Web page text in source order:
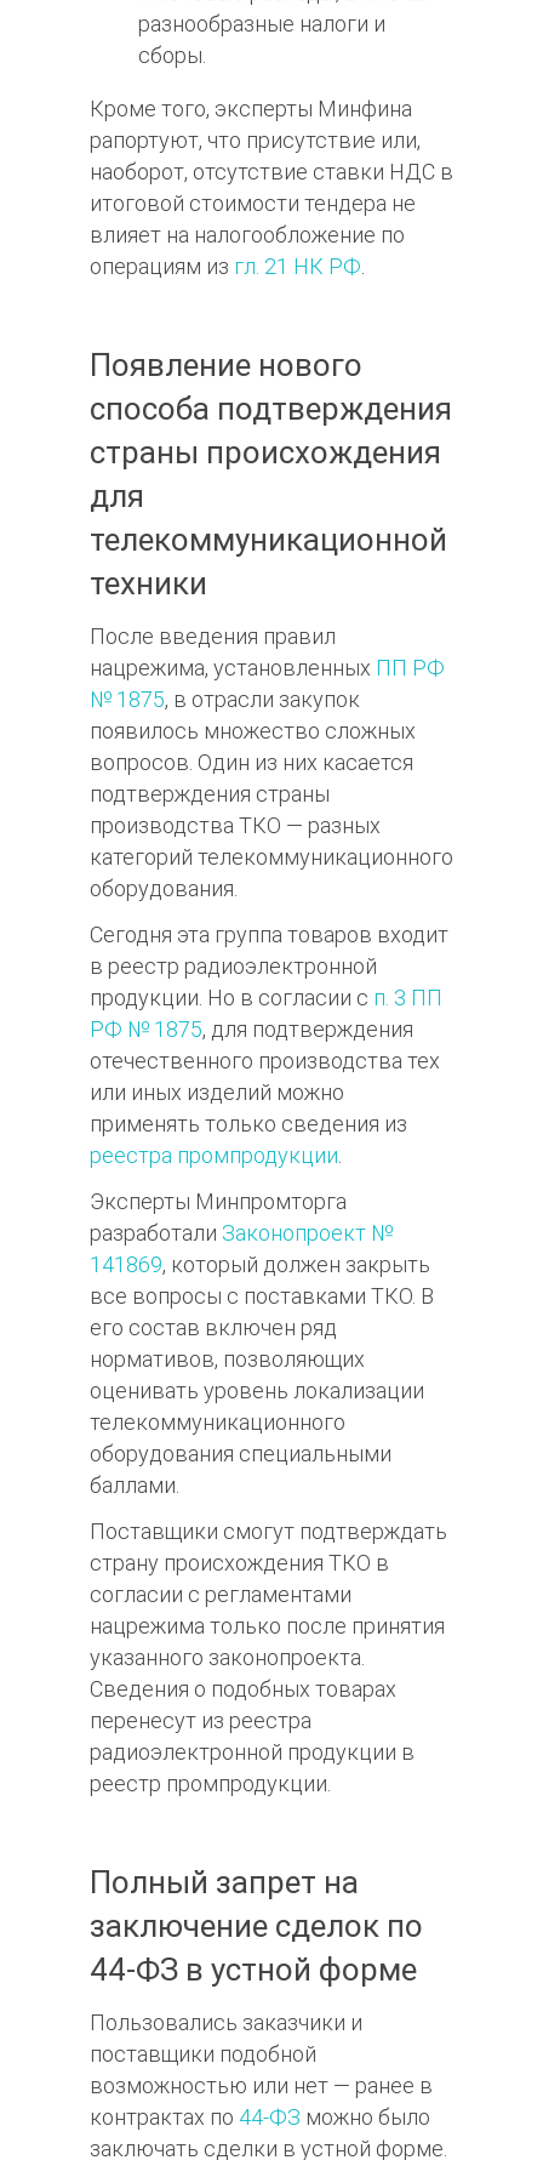
разнообразные налоги и
сборы.
Кроме того, эксперты Минфина
рапортуют, что присутствие или,
наоборот, отсутствие ставки НДС в
итоговой стоимости тендера не
влияет на налогообложение по
операциям из гл. 21 НК РФ
Появление нового
способа подтверждения
страны происхождения
для
телекоммуникационной
техники
После введения правил
нацрежима, установленных ПП РФ
№ 1875, в отрасли закупок
появилось множество сложных
вопросов. Один из них касается
подтверждения страны
производства ТКО — разных
категорий телекоммуникационного
оборудования.
Сегодня эта группа товаров входит
в реестр радиоэлектронной
продукции. Но в согласии с п. 3 ПП
РФ № 1875, для подтверждения
отечественного производства тех
или иных изделий можно
применять только сведения из
реестра промпродукции
Эксперты Минпромторга
разработали Законопроект №
141869, который должен закрыть
все вопросы с поставками ТКО. В
его состав включен ряд
нормативов, позволяющих
оценивать уровень локализации
телекоммуникационного
оборудования специальными
баллами.
Поставщики смогут подтверждать
страну происхождения ТКО в
согласии с регламентами
нацрежима только после принятия
указанного законопроекта.
Сведения о подобных товарах
перенесут из реестра
радиоэлектронной продукции в
реестр промпродукции.
Полный запрет на
заключение сделок по
44-ФЗ в устной форме
Пользовались заказчики и
поставщики подобной
возможностью или нет — ранее в
контрактах по 44-ФЗ можно было
заключать сделки в устной форме.